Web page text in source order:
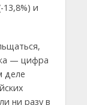
и
— цифра
деле
ни разу в